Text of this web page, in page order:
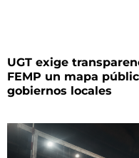
UGT exige
FEMP un mapa
gobiernos locales